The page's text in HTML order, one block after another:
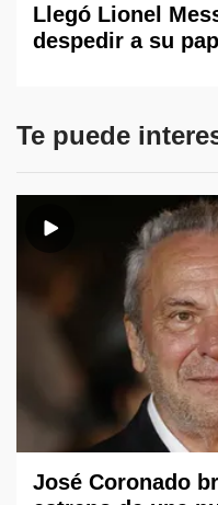
Llegó Lionel
despedir a su
Te puede
José Coronado